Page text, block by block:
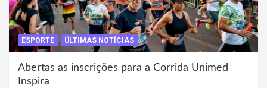
ESPORTE ÚLTIMAS NOTÍCIAS
Abertas as inscrições para a Corrida Unimed
Inspira